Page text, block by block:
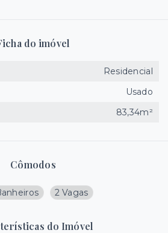
Cômodos
2 Vagas
do Imóvel
do imóvel
Residencial
Usado
83,34m²